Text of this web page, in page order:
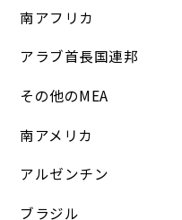
南アフリカ
アラブ首長国連邦
その他のMEA
南アメリカ
アルゼンチン
ブラジル